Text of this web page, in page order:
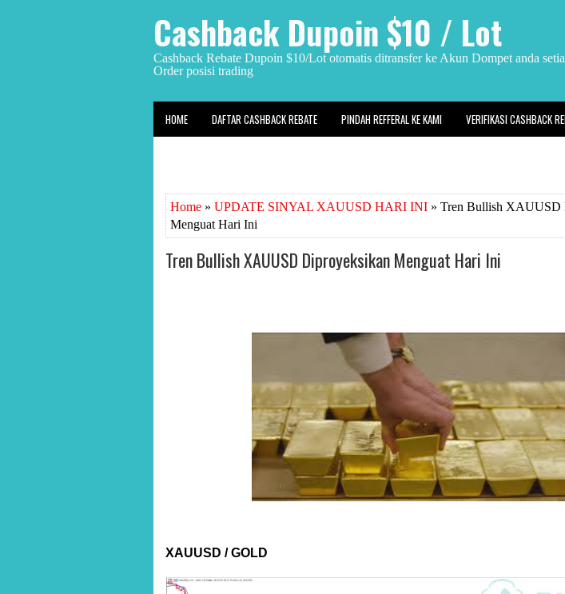
Cashback Dupoin $10 / Lot
Cashback Rebate Dupoin $10/Lot otomatis ditransfer ke Akun Dompet anda
Order posisi trading
HOME DAFTAR CASHBACK REBATE PINDAH REFFERAL KE KAMI VERIFIKASI CASHBACK
Home » UPDATE SINYAL XAUUSD HARI INI » Tren Bullish XAUUSD
Menguat Hari Ini
Tren Bullish XAUUSD Diproyeksikan Menguat Hari Ini
XAUUSD / GOLD